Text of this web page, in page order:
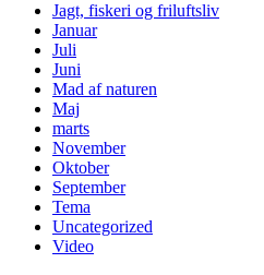
Jagt, fiskeri og friluftsliv
Januar
Juli
Juni
Mad af naturen
Maj
marts
November
Oktober
September
Tema
Uncategorized
Video